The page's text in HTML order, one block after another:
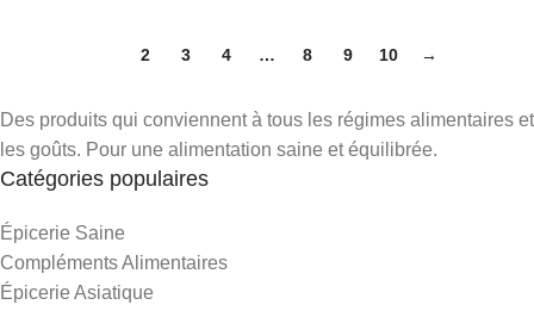
2 3 4 … 8 9 10 →
Des produits qui conviennent à tous les régimes alimentaires et
les goûts. Pour une alimentation saine et équilibrée.
Catégories populaires
Épicerie Saine
Compléments Alimentaires
Épicerie Asiatique